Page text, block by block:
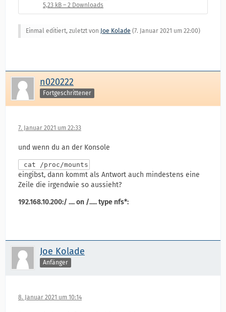
5,23 kB – 2 Downloads
Einmal editiert, zuletzt von Joe Kolade (7. Januar 2021 um 22:00)
n020222
Fortgeschrittener
7. Januar 2021 um 22:33
und wenn du an der Konsole
cat /proc/mounts
eingibst, dann kommt als Antwort auch mindestens eine
Zeile die irgendwie so aussieht?
192.168.10.200:/ .... on /..... type nfs*:
Joe Kolade
Anfänger
8. Januar 2021 um 10:14